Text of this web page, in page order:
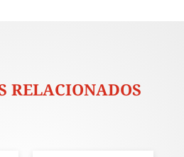
RELACIONADOS